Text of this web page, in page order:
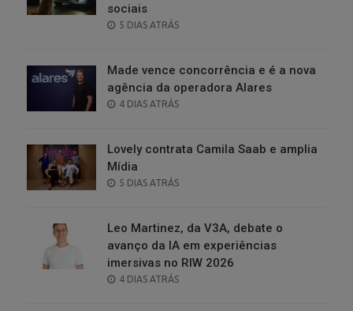
sociais
POSTED
5 DIAS ATRÁS
Made vence concorrência e é a nova
agência da operadora Alares
POSTED
4 DIAS ATRÁS
Lovely contrata Camila Saab e amplia
Mídia
POSTED
5 DIAS ATRÁS
Leo Martinez, da V3A, debate o
avanço da IA em experiências
imersivas no RIW 2026
POSTED
4 DIAS ATRÁS